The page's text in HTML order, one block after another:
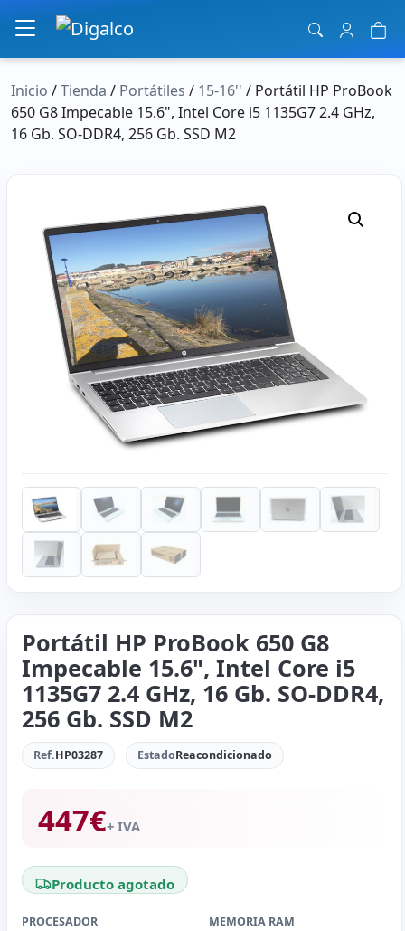
Navegación principal
Inicio /Tienda / Portátiles / 15-16'' / Portátil HP ProBook
650 G8 Impecable 15.6", Intel Core i5 1135G7 2.4 GHz,
16 Gb. SO-DDR4, 256 Gb. SSD M2
Portátil HP ProBook 650 G8
Impecable 15.6", Intel Core i5
1135G7 2.4 GHz, 16 Gb. SO-DDR4,
256 Gb. SSD M2
Ref.HP03287 EstadoReacondicionado
447€+ IVA
Producto agotado
PROCESADOR MEMORIA RAM